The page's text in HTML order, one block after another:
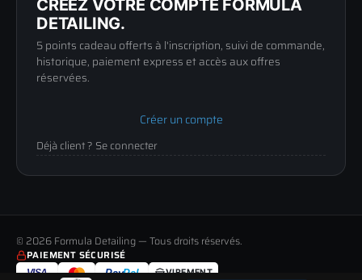
Confidentialité
9h-12h / 14h-17h
CRÉEZ VOTRE COMPTE FORMULA
DETAILING.
5 points cadeau offerts à l'inscription, suivi de commande,
historique, paiement express et accès aux offres
réservées.
Créer un compte
Déjà client ? Se connecter
PAIEMENT SÉCURISÉ
VISA PayPal VIREMENT
© 2026 Formula Detailing — Tous droits réservés.